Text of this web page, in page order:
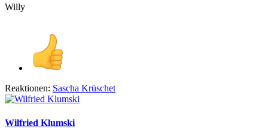
Willy
Reaktionen: Sascha Krüschet
Wilfried Klumski